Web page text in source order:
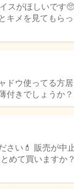
スがほしいです
キメを見てもら
ドウ使ってる方
付きでしょうか？
さい💄 販売が中
めて買いますか